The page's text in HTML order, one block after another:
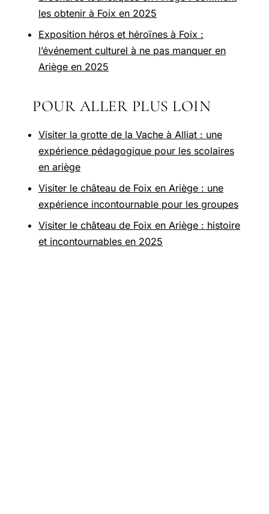
les obtenir à Foix en 2025
Exposition héros et héroïnes à Foix :
l’événement culturel à ne pas manquer en
Ariège en 2025
POUR ALLER PLUS LOIN
Visiter la grotte de la Vache à Alliat : une
expérience pédagogique pour les scolaires
en ariège
Visiter le château de Foix en Ariège : une
expérience incontournable pour les groupes
Visiter le château de Foix en Ariège : histoire
et incontournables en 2025